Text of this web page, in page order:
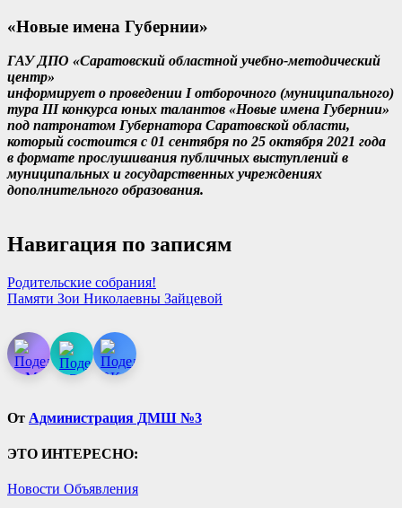
«Новые имена Губернии»
ГАУ ДПО «Саратовский областной учебно-методический
центр»
информирует о проведении I отборочного (муниципального)
тура III конкурса юных талантов «Новые имена Губернии»
под патронатом Губернатора Саратовской области,
который состоится с 01 сентября по 25 октября 2021 года
в формате прослушивания публичных выступлений в
муниципальных и государственных учреждениях
дополнительного образования.
Навигация по записям
Родительские собрания!
Памяти Зои Николаевны Зайцевой
От Администрация ДМШ №3
ЭТО ИНТЕРЕСНО:
Новости Объявления